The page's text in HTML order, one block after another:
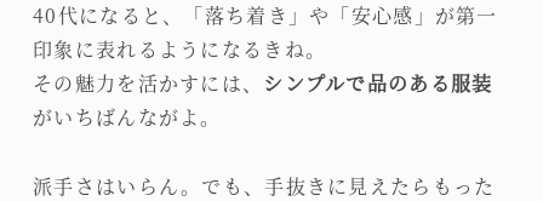
40代になると、「落ち着き」や「安心感」が第一
印象に表れるようになるきね。
その魅力を活かすには、 シンプルで品のある服装
がいちばんながよ。
派手さはいらん。でも、手抜きに見えたらもった